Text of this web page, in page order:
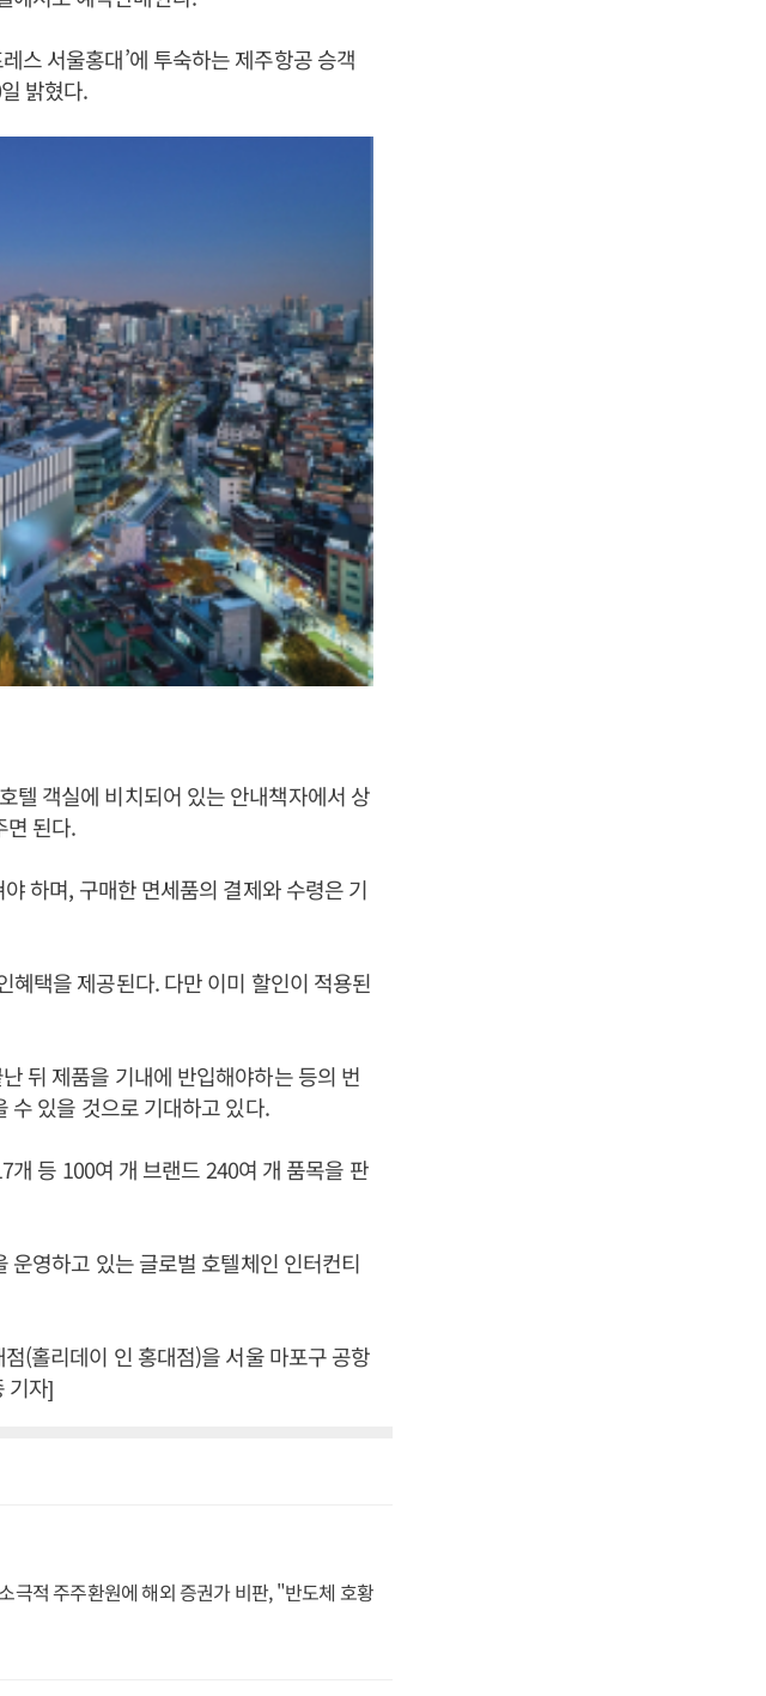
스 서울홍대’에 투숙하는 제주항공 승객
밝혔다.
텔 객실에 비치되어 있는 안내책자에서 상
면 된다.
하며, 구매한 면세품의 결제와 수령은 기
택을 제공된다. 다만 이미 할인이 적용된
뒤 제품을 기내에 반입해야하는 등의 번
수 있을 것으로 기대하고 있다.
등 100여 개 브랜드 240여 개 품목을 판
영하고 있는 글로벌 호텔체인 인터컨티
(홀리데이 인 홍대점)을 서울 마포구 공항
기자]
극적 주주환원에 해외 증권가 비판, "반도체 호황